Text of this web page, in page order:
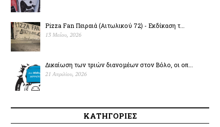
Pizza Fan Πειραιά (Αιτωλικού 72) - Εκδίκαση τ...
13 Μαΐου, 2026
Δικαίωση των τριών διανομέων στον Βόλο, οι οπ...
21 Απριλίου, 2026
ΚΑΤΗΓΟΡΙΕΣ